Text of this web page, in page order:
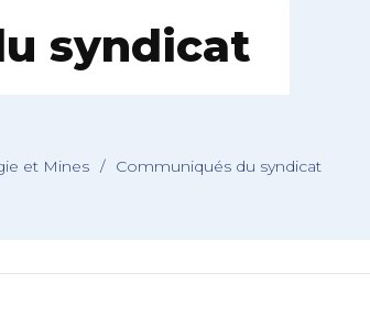
syndicat
et Mines / Communiqués du syndicat